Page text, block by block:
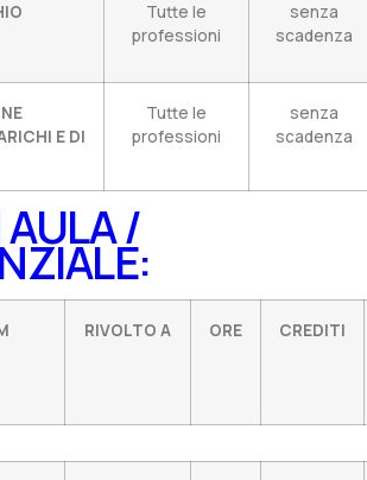
Tutte le
professioni
senza
scadenza
E DI
Tutte le
professioni
senza
scadenza
/
RIVOLTO A ORE CREDITI